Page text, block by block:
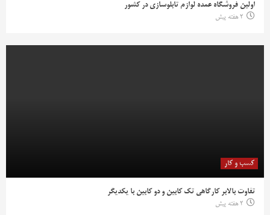
اولین فروشگاه عمده لوازم تابلوسازی در کشور
2 هفته پیش
کسب و کار
تفاوت بالابر کارگاهی تک کابین و دو کابین با یکدیگر
2 هفته پیش